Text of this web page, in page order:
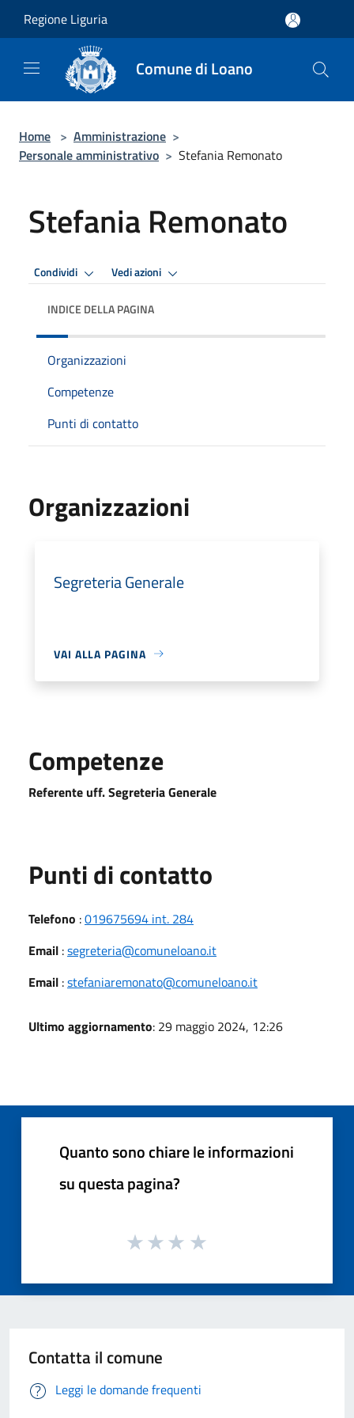
Regione Liguria
Comune di Loano
Home > Amministrazione >
Personale amministrativo > Stefania Remonato
Stefania Remonato
Condividi Vedi azioni
INDICE DELLA PAGINA
Organizzazioni
Competenze
Punti di contatto
Organizzazioni
Segreteria Generale
VAI ALLA PAGINA
Competenze
Referente uff. Segreteria Generale
Punti di contatto
Telefono :019675694 int. 284
Email :segreteria@comuneloano.it
Email :stefaniaremonato@comuneloano.it
Ultimo aggiornamento: 29 maggio 2024, 12:26
Quanto sono chiare le informazioni
su questa pagina?
Contatta il comune
Leggi le domande frequenti